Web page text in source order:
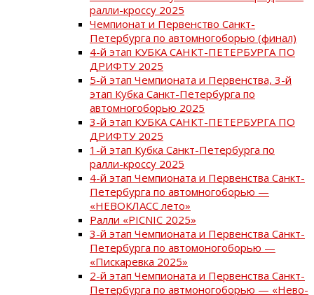
ралли-кроссу 2025
Чемпионат и Первенство Санкт-
Петербурга по автомногоборью (финал)
4-й этап КУБКА САНКТ-ПЕТЕРБУРГА ПО
ДРИФТУ 2025
5-й этап Чемпионата и Первенства, 3-й
этап Кубка Санкт-Петербурга по
автомногоборью 2025
3-й этап КУБКА САНКТ-ПЕТЕРБУРГА ПО
ДРИФТУ 2025
1-й этап Кубка Санкт-Петербурга по
ралли-кроссу 2025
4-й этап Чемпионата и Первенства Санкт-
Петербурга по автомногоборью —
«НЕВОКЛАСС лето»
Ралли «PICNIC 2025»
3-й этап Чемпионата и Первенства Санкт-
Петербурга по автомоногоборью —
«Пискаревка 2025»
2-й этап Чемпионата и Первенства Санкт-
Петербурга по автмоногоборью — «Нево-